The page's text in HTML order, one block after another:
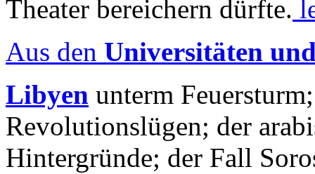
Theater bereichern dürfte.
Aus den Universitäten
Libyen unterm
Revolutionslügen; der
Hintergründe; der Fall